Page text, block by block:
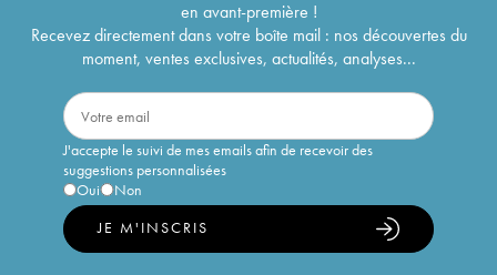
en avant-première !
Recevez directement dans votre boîte mail : nos découvertes du
moment, ventes exclusives, actualités, analyses...
J'accepte le suivi de mes emails afin de recevoir des
suggestions personnalisées
Oui
Non
JE M'INSCRIS